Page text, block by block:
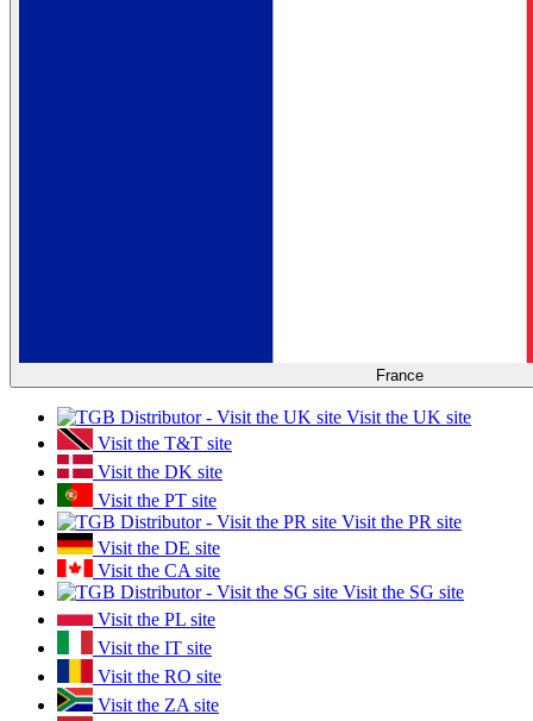
France
Visit the UK site
Visit the T&T site
Visit the DK site
Visit the PT site
Visit the PR site
Visit the DE site
Visit the CA site
Visit the SG site
Visit the PL site
Visit the IT site
Visit the RO site
Visit the ZA site